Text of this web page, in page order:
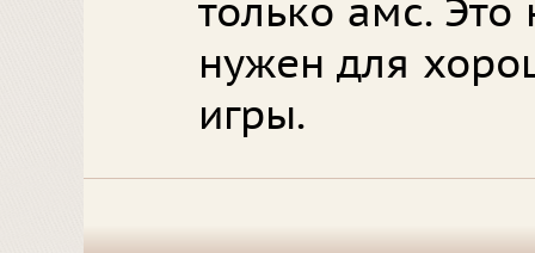
только амс. Это
нужен для
игры.